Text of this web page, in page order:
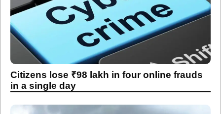
Citizens lose ₹98 lakh in four online frauds
in a single day